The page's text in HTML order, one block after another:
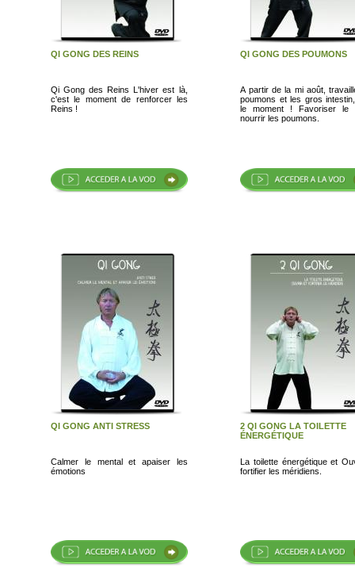
QI GONG DES REINS
Qi Gong des Reins L'hiver est là,
c'est le moment de renforcer les
Reins !
QI GONG DES POUMONS
A partir de la mi août,
poumons et les gros
le moment ! Favoriser le Qi et
nourrir les poumons.
QI GONG ANTI STRESS
Calmer le mental et apaiser les
émotions
2 QI GONG LA TOILETTE
ÉNERGÉTIQUE
La toilette énergétique et
fortifier les méridiens.